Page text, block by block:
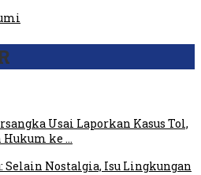
Usai Laporkan Kasus Tol,
ke …
Selain Nostalgia, Isu Lingkungan